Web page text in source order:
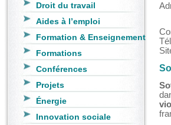
Droit du travail
Aides à l’emploi
Formation & Enseignement
Formations
Conférences
Projets
Énergie
Innovation sociale